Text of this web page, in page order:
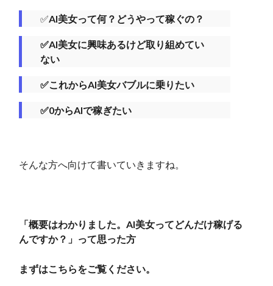
✅AI美女って何？どうやって稼ぐの？
✅AI美女に興味あるけど取り組めてい
ない
✅これからAI美女バブルに乗りたい
✅0からAIで稼ぎたい
そんな方へ向けて書いていきますね。
「概要はわかりました。AI美女ってどんだけ稼げる
んですか？」って思った方
まずはこちらをご覧ください。